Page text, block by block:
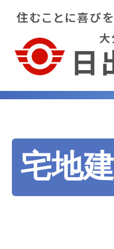
宅地